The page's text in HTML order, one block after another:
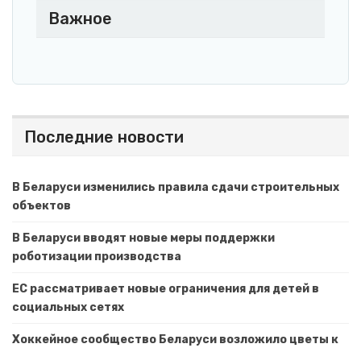
Важное
Последние новости
В Беларуси изменились правила сдачи строительных
объектов
В Беларуси вводят новые меры поддержки
роботизации производства
ЕС рассматривает новые ограничения для детей в
социальных сетях
Хоккейное сообщество Беларуси возложило цветы к